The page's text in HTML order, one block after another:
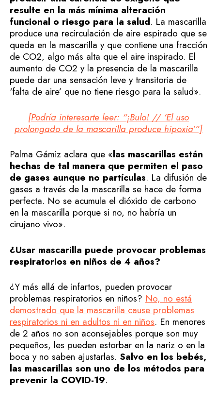
resulte en la más mínima alteración
funcional o riesgo para la salud. La mascarilla
produce una recirculación de aire espirado que se
queda en la mascarilla y que contiene una fracción
de CO2, algo más alta que el aire inspirado. El
aumento de CO2 y la presencia de la mascarilla
puede dar una sensación leve y transitoria de
‘falta de aire’ que no tiene riesgo para la salud».
[Podría interesarte leer: “¡Bulo! // ‘El uso
prolongado de la mascarilla produce hipoxia’”]
Palma Gámiz aclara que «las mascarillas están
hechas de tal manera que permiten el paso
de gases aunque no partículas. La difusión de
gases a través de la mascarilla se hace de forma
perfecta. No se acumula el dióxido de carbono
en la mascarilla porque si no, no habría un
cirujano vivo».
¿Usar mascarilla puede provocar problemas
respiratorios en niños de 4 años?
¿Y más allá de infartos, pueden provocar
problemas respiratorios en niños? No, no está
demostrado que la mascarilla cause problemas
respiratorios ni en adultos ni en niños. En menores
de 2 años no son aconsejables porque son muy
pequeños, les pueden estorbar en la nariz o en la
boca y no saben ajustarlas. Salvo en los bebés,
las mascarillas son uno de los métodos para
prevenir la COVID-19.